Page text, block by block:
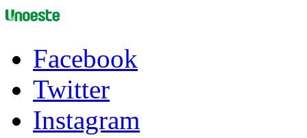
Facebook
Twitter
Instagram